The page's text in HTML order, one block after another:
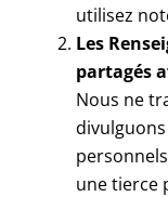
utilisez
Les
partagés
Nous ne
une tierce